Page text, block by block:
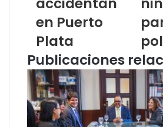
en Puerto
Plata
Publicaciones